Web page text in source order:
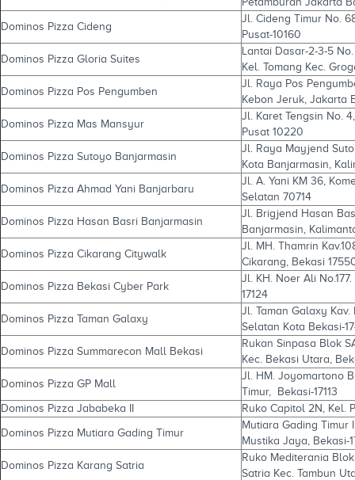
Dominos Pizza Cideng
Jl. Cideng Timur No.
Pusat-10160
Dominos Pizza Gloria Suites
Lantai Dasar-2-3-5
Kel. Tomang Kec.
Dominos Pizza Pos Pengumben
Jl. Raya Pos
Kebon Jeruk, Jakarta
Dominos Pizza Mas Mansyur
Jl. Karet Tengsin No.
Pusat 10220
Dominos Pizza Sutoyo Banjarmasin
Jl. Raya Mayjend
Kota Banjarmasin,
Dominos Pizza Ahmad Yani Banjarbaru
Jl. A. Yani KM 36,
Selatan 70714
Dominos Pizza Hasan Basri Banjarmasin
Jl. Brigjend Hasan
Banjarmasin,
Dominos Pizza Cikarang Citywalk
Jl. MH. Thamrin
Cikarang, Bekasi
Dominos Pizza Bekasi Cyber Park
Jl. KH. Noer Ali
17124
Dominos Pizza Taman Galaxy
Jl. Taman Galaxy Kav.
Selatan Kota Bekasi-
Dominos Pizza Summarecon Mall Bekasi
Rukan Sinpasa Blok
Kec. Bekasi Utara,
Dominos Pizza GP Mall
Jl. HM. Joyomartono
Timur, Bekasi-17113
Dominos Pizza Jababeka II
Ruko Capitol 2N, Kel.
Dominos Pizza Mutiara Gading Timur
Mutiara Gading Timur
Mustika Jaya, Bekasi-
Dominos Pizza Karang Satria
Ruko Mediterania
Satria Kec. Tambun